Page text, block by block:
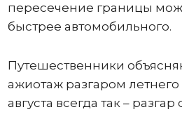
пересечение границы
быстрее автомобильного.
Путешественники
ажиотаж разгаром летнего
августа всегда так –